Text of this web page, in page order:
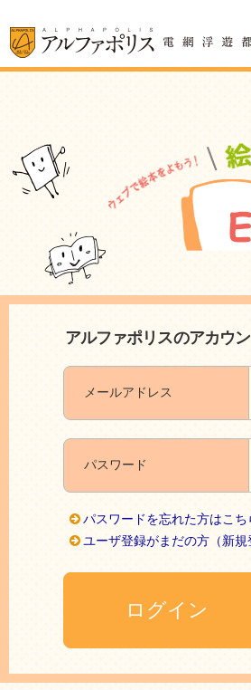
アルファポリスのアカウ
メールアドレス
パスワード
パスワードを忘れた方はこち
ユーザ登録がまだの方（新規